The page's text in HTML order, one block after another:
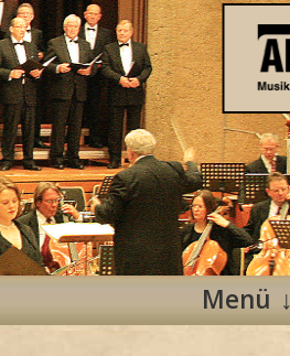
Anton Verlag
Musik- und Chorverlag
Menü